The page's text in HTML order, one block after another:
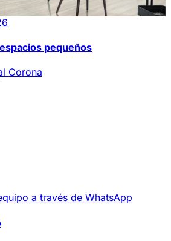
pequeños
Corona
a través de WhatsApp